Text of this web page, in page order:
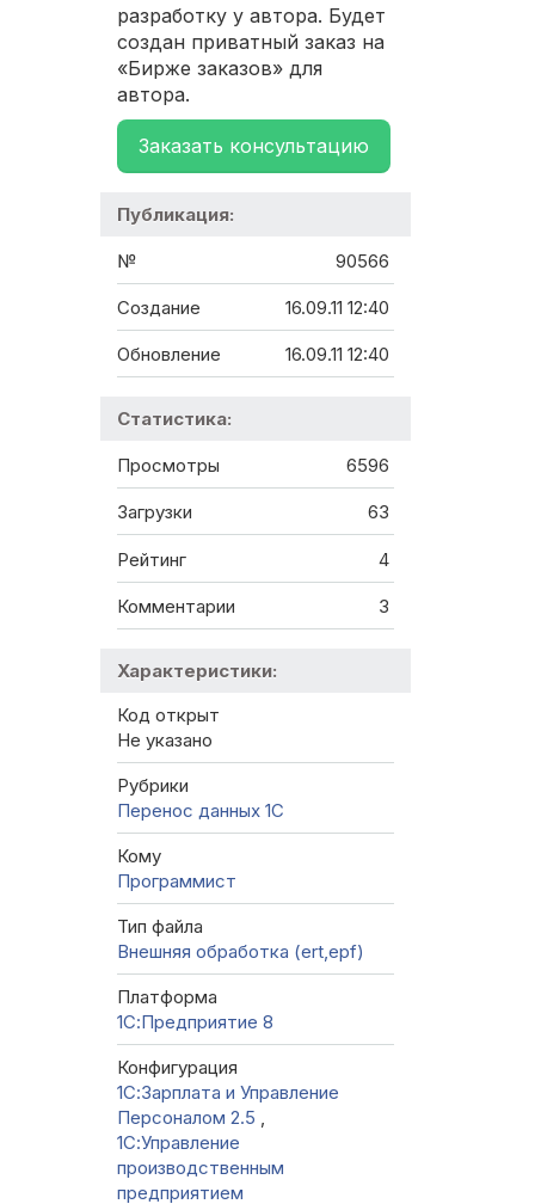
разработку у автора. Будет
создан приватный заказ на
«Бирже заказов» для
автора.
Заказать консультацию
Публикация:
№ 90566
Создание 16.09.11 12:40
Обновление 16.09.11 12:40
Статистика:
Просмотры 6596
Загрузки 63
Рейтинг 4
Комментарии 3
Характеристики:
Код открыт
Не указано
Рубрики
Перенос данных 1C
Кому
Программист
Тип файла
Внешняя обработка (ert,epf)
Платформа
1С:Предприятие 8
Конфигурация
1С:Зарплата и Управление
Персоналом 2.5 ,
1С:Управление
производственным
предприятием